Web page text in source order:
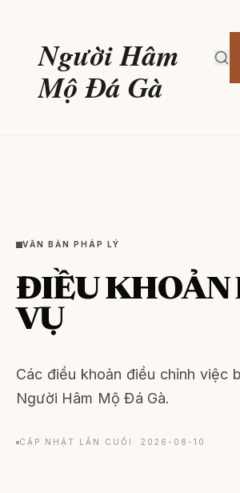
Người Hâm
Mộ Đá Gà
VĂN BẢN PHÁP LÝ
ĐIỀU KHOẢN
VỤ
Các điều khoản điều chỉnh việc
Người Hâm Mộ Đá Gà.
CẬP NHẬT LẦN CUỐI: 2026-08-10